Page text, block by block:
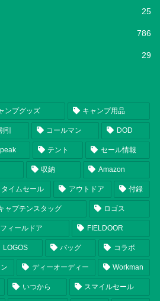
25
786
29
ンプグッズ キャンプ用品
引 コールマン DOD
テント セール情報
収納 Amazon
タイムセール アウトドア 付録
ャプテンスタッグ ロゴス
フィールドア FIELDOOR
LOGOS バッグ コラボ
ディーオーディー Workman
いつから スマイルセール